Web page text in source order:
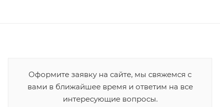
Оформите заявку на сайте, мы свяжемся с
вами в ближайшее время и ответим на все
интересующие вопросы.